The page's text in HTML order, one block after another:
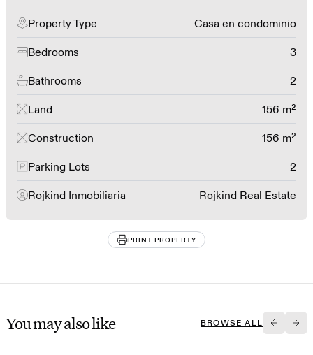
Property Type Casa en condominio
Bedrooms 3
Bathrooms 2
Land 156 m²
Construction 156 m²
Parking Lots 2
Rojkind Inmobiliaria Rojkind Real Estate
PRINT PROPERTY
You may also like BROWSE ALL